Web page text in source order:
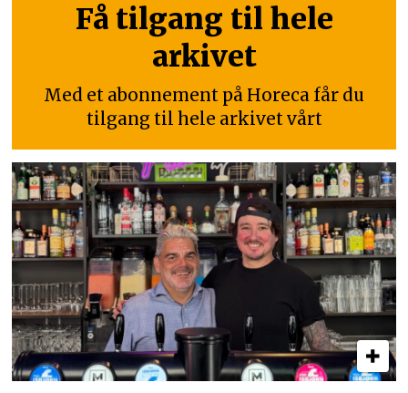
Få tilgang til hele
arkivet
Med et abonnement på Horeca får du
tilgang til hele arkivet vårt